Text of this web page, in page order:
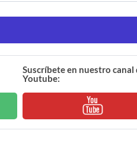
Suscríbete en nuestro canal
Youtube: